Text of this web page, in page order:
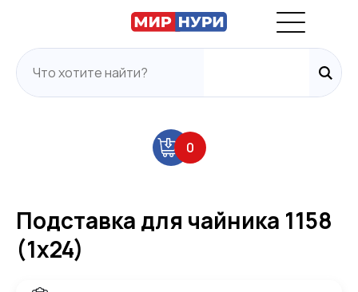
0
Подставка для чайника 1158
(1х24)